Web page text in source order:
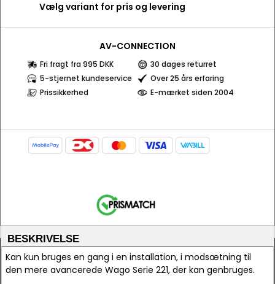
Vælg variant for pris og levering
AV-CONNECTION
Fri fragt fra 995 DKK
30 dages returret
5-stjernet kundeservice
Over 25 års erfaring
Prissikkerhed
E-mærket siden 2004
BESKRIVELSE
Kan kun bruges en gang i en installation, i modsætning til
den mere avancerede Wago Serie 221, der kan genbruges.